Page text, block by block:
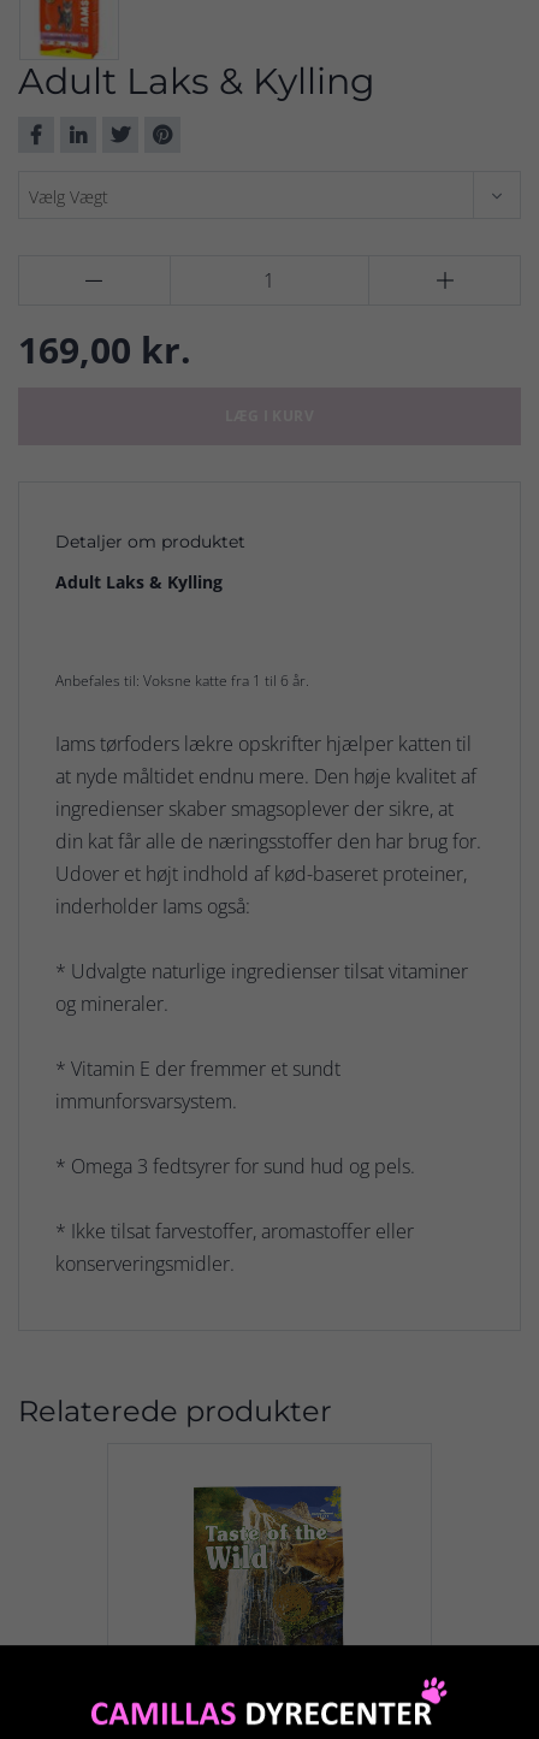
Adult Laks & Kylling
 
169,00 kr.
Detaljer om produktet
Adult Laks & Kylling
Anbefales til: Voksne katte fra 1 til 6 år.
Iams tørfoders lækre opskrifter hjælper katten til
at nyde måltidet endnu mere. Den høje kvalitet af
ingredienser skaber smagsoplever der sikre, at
din kat får alle de næringsstoffer den har brug for.
Udover et højt indhold af kød-baseret proteiner,
inderholder Iams også:
* Udvalgte naturlige ingredienser tilsat vitaminer
og mineraler.
* Vitamin E der fremmer et sundt
immunforsvarsystem.
* Omega 3 fedtsyrer for sund hud og pels.
* Ikke tilsat farvestoffer, aromastoffer eller
konserveringsmidler.
Relaterede produkter